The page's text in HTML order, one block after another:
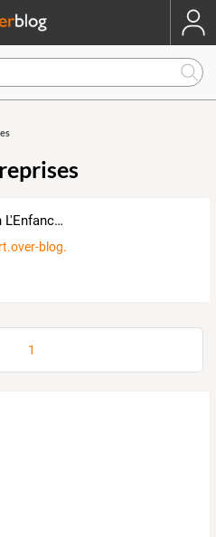
Association L'Enfance de l'Art Avignon
blog.org
1